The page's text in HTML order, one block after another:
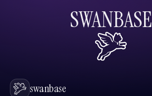
SWANBASE
swanbase